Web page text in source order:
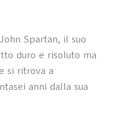
Spartan, il suo
duro e risoluto ma
si ritrova a
anni dalla sua